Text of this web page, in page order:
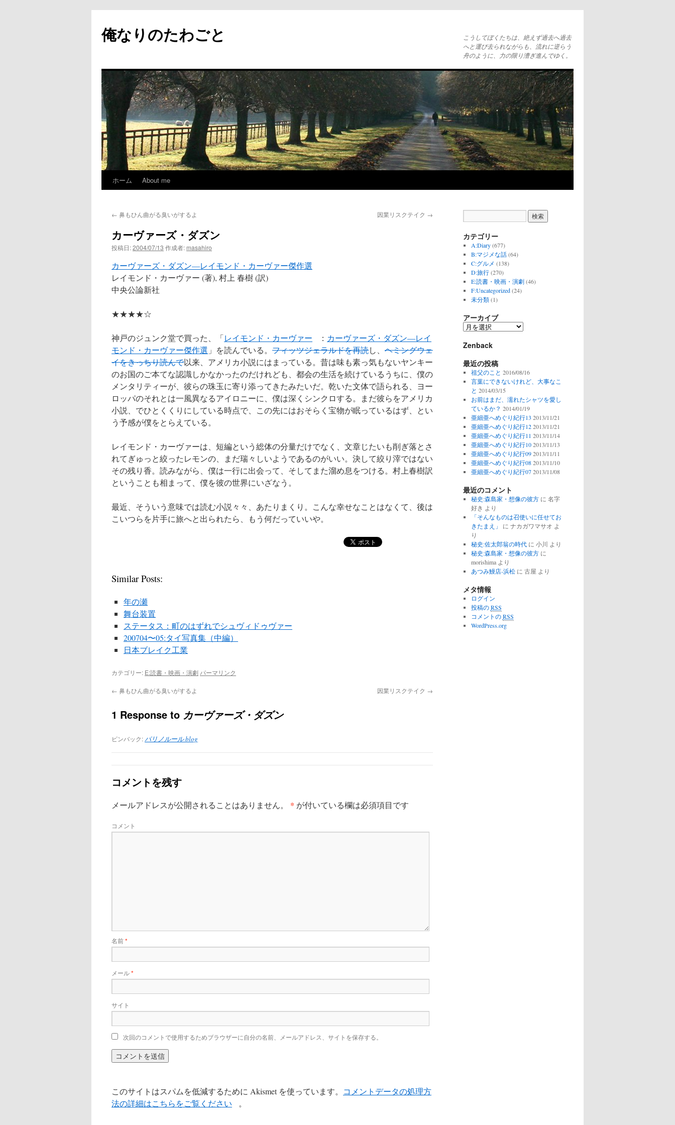
俺なりのたわごと
こうしてぼくたちは、絶えず過去へ過去
へと運び去られながらも、流れに逆らう
舟のように、力の限り漕ぎ進んでゆく。
テ
ン
キ
プ
ホーム About me
← 鼻もひん曲がる臭いがするよ 因業リスクテイク →
カーヴァーズ・ダズン
投稿日:2004/07/13 作成者: masahiro
カーヴァーズ・ダズン―レイモンド・カーヴァー傑作選
レイモンド・カーヴァー (著), 村上 春樹 (訳)
中央公論新社
★★★★☆
神戸のジュンク堂で買った、「レイモンド・カーヴァー ： カーヴァーズ・ダズン―レイ
モンド・カーヴァー傑作選 」を読んでいる。 フィッツジェラルドを再読し、 ヘミングウェ
イをきっちり読んで以来、アメリカ小説にはまっている。昔は味も素っ気もないヤンキー
のお国のご本てな認識しかなかったのだけれども、都会の生活を続けているうちに、僕の
メンタリティーが、彼らの珠玉に寄り添ってきたみたいだ。乾いた文体で語られる、ヨー
ロッパのそれとは一風異なるアイロニーに、僕は深くシンクロする。まだ彼らをアメリカ
小説、でひとくくりにしている時点で、この先にはおそらく宝物が眠っているはず、とい
う予感が僕をとらえている。
レイモンド・カーヴァーは、短編という総体の分量だけでなく、文章じたいも削ぎ落とさ
れてぎゅっと絞ったレモンの、まだ瑞々しいようであるのがいい。決して絞り滓ではない
その残り香。読みながら、僕は一行に出会って、そしてまた溜め息をつける。村上春樹訳
ということも相まって、僕を彼の世界にいざなう。
最近、そういう意味では読む小説々々、あたりまくり。こんな幸せなことはなくて、後は
こいつらを片手に旅へと出られたら、もう何だっていいや。
Similar Posts:
年の瀬
舞台装置
ステータス：町のはずれでシュヴィドゥヴァー
200704〜05:タイ写真集（中編）
日本ブレイク工業
カテゴリー: E:読書・映画・演劇 パーマリンク
← 鼻もひん曲がる臭いがするよ 因業リスクテイク →
1 Response to カーヴァーズ・ダズン
ピンバック:パリノルール blog
コメントを残す
メールアドレスが公開されることはありません。 * が付いている欄は必須項目です
コメント
名前*
メール*
サイト
次回のコメントで使用するためブラウザーに自分の名前、メールアドレス、サイトを保存する。
このサイトはスパムを低減するために Akismet を使っています。 コメントデータの処理方
法の詳細はこちらをご覧ください
。
カテゴリー
A:Diary(677)
B:マジメな話(64)
C:グルメ (138)
D:旅行(270)
E:読書・映画・演劇(46)
F:Uncategorized(24)
未分類(1)
アーカイブ
ア
カ
ブ
Zenback
最近の投稿
祖父のこと 2016/08/16
言葉にできないけれど、大事なこ
と 2014/03/15
お前はまだ、濡れたシャツを愛し
ているか？ 2014/01/19
亜細亜へめぐり紀行13 2013/11/21
亜細亜へめぐり紀行12 2013/11/21
亜細亜へめぐり紀行11 2013/11/14
亜細亜へめぐり紀行10 2013/11/13
亜細亜へめぐり紀行09 2013/11/11
亜細亜へめぐり紀行08 2013/11/10
亜細亜へめぐり紀行07 2013/11/08
最近のコメント
秘史:森島家・想像の彼方に 名字
好き より
「そんなものは召使いに任せてお
きたまえ」
に ナカガワマサオ よ
り
秘史:佐太郎翁の時代に 小川 より
秘史:森島家・想像の彼方に
morishimaより
あつみ鰻店-浜松に 古屋 より
メタ情報
ログイン
投稿のRSS
コメントのRSS
WordPress.org